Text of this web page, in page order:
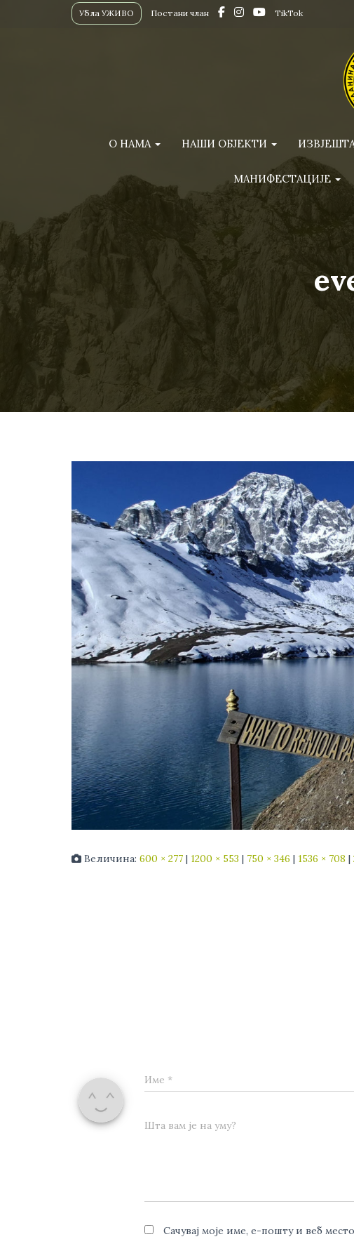
Убла УЖИВО Постани члан TikTok
О НАМА НАШИ ОБЈЕКТИ
МАНИФЕСТАЦИЈЕ
Величина: 600 × 277 | 1200 × 553 | 750 × 346 | 1536 × 708 |
Име *
Шта вам је на уму?
Сачувај моје име, е-пошту и веб